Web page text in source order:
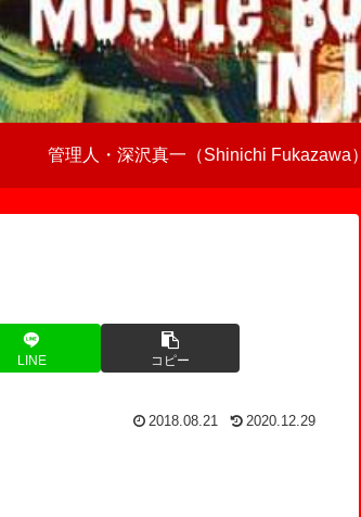
管理人・深沢真一（Shinichi Fukazawa）
LINE コピー
2018.08.21 2020.12.29